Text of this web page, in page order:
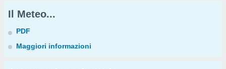
Il Meteo...
PDF
Maggiori informazioni